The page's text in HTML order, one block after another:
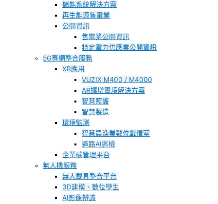
儲能系統解決方案
再生能源售電業
公開資訊
售電業公開資訊
特定電力供應業公開資訊
5G專網整合服務
XR應用
VUZIX M400 / M4000
AR擴增實境解決方案
智慧照護
智慧製造
環境監測
智慧農漁業數位戰情室
道路AI巡檢
企業碳管理平台
無人機服務
無人載具整合平台
3D建模、數位孿生
AI影像辨識